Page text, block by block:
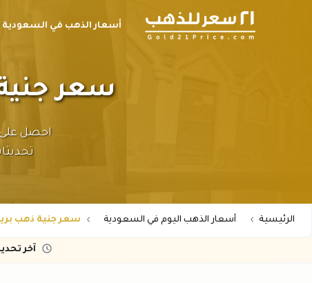
أسعار الذهب في السعودية
سعر جنية ذهب
الرئيسية أسعار الذهب اليوم في السعودية سعر جنية ذهب بريطاني عيار
آخر